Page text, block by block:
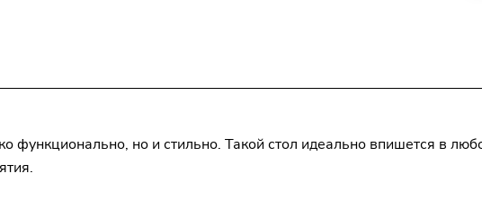
функционально, но и стильно. Такой стол идеально впишется в